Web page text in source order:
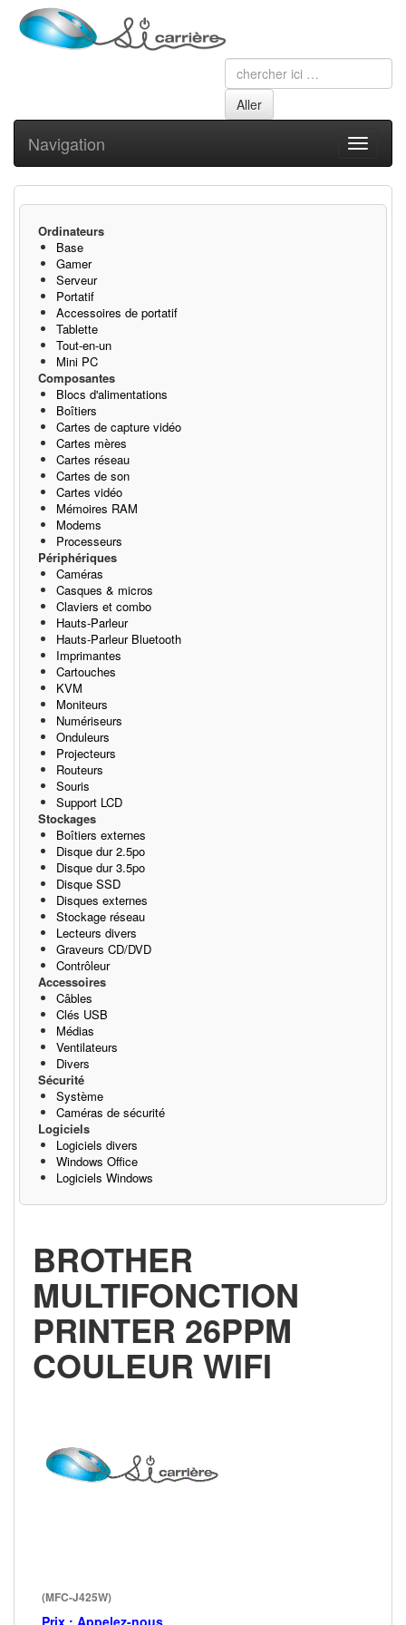
Toggle
Navigation
Ordinateurs
Base
Gamer
Serveur
Portatif
Accessoires de portatif
Tablette
Tout-en-un
Mini PC
Composantes
Blocs d'alimentations
Boîtiers
Cartes de capture vidéo
Cartes mères
Cartes réseau
Cartes de son
Cartes vidéo
Mémoires RAM
Modems
Processeurs
Périphériques
Caméras
Casques & micros
Claviers et combo
Hauts-Parleur
Hauts-Parleur Bluetooth
Imprimantes
Cartouches
KVM
Moniteurs
Numériseurs
Onduleurs
Projecteurs
Routeurs
Souris
Support LCD
Stockages
Boîtiers externes
Disque dur 2.5po
Disque dur 3.5po
Disque SSD
Disques externes
Stockage réseau
Lecteurs divers
Graveurs CD/DVD
Contrôleur
Accessoires
Câbles
Clés USB
Médias
Ventilateurs
Divers
Sécurité
Système
Caméras de sécurité
Logiciels
Logiciels divers
Windows Office
Logiciels Windows
BROTHER
MULTIFONCTION
PRINTER 26PPM
COULEUR WIFI
(MFC-J425W)
Prix : Appelez-nous